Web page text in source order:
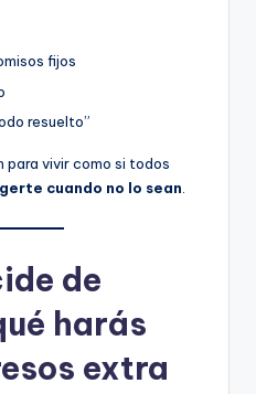
fijos
resuelto”
para vivir como si todos
cuando no lo sean
de
harás
extra